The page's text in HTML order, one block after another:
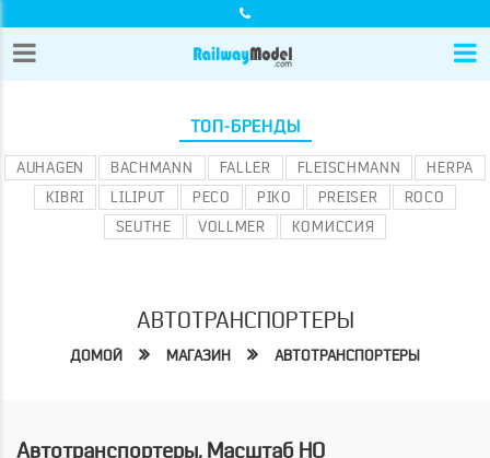
ТОП-БРЕНДЫ
AUHAGEN BACHMANN FALLER FLEISCHMANN
HERPA
KIBRI
LILIPUT PECO PIKO PREISER
ROCO
SEUTHE
VOLLMER КОМИССИЯ
АВТОТРАНСПОРТЕРЫ
ДОМОЙ МАГАЗИН АВТОТРАНСПОРТЕРЫ
Автотранспортеры, Масштаб HO